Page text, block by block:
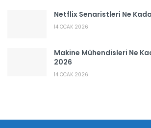
Netflix Senaristleri Ne
14 OCAK 2026
Makine Mühendisleri Ne
2026
14 OCAK 2026